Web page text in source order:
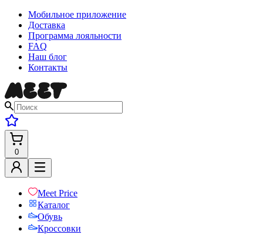
Мобильное приложение
Доставка
Программа лояльности
FAQ
Наш блог
Контакты
0
Meet Price
Каталог
Обувь
Кроссовки